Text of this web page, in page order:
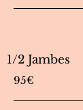
1/2 Jambes
95€